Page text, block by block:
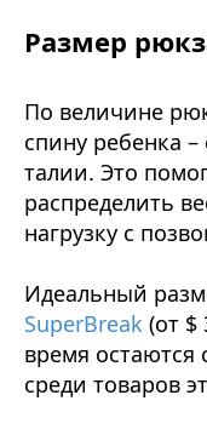
Размер
По величине
спину ребенка
талии. Это
распределить
нагрузку с
Идеальный
SuperBreak (от $
время
среди товаров